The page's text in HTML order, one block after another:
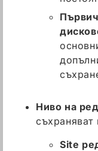
Ниво на
съхраняват
Site